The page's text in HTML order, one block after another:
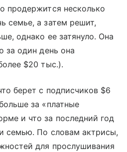
продержится несколько
семье, а затем решит,
однако ее затянуло. Она
за один день она
$20 тыс.).
берет с подписчиков $6
за «платные
и что за последний год
семью. По словам актрисы,
для прослушивания